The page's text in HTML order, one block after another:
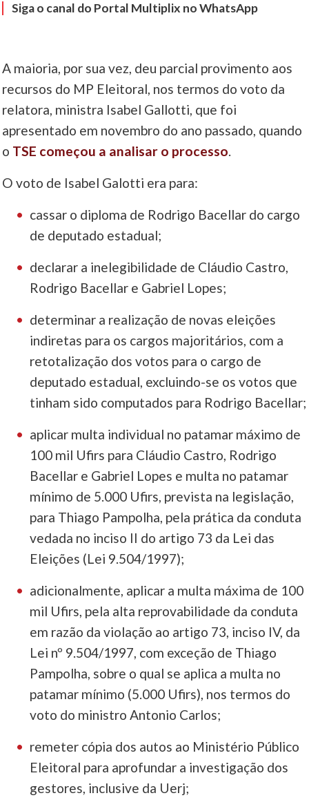
Siga o canal do Portal Multiplix no WhatsApp
A maioria, por sua vez, deu parcial provimento aos
recursos do MP Eleitoral, nos termos do voto da
relatora, ministra Isabel Gallotti, que foi
apresentado em novembro do ano passado, quando
o TSE começou a analisar o processo.
O voto de Isabel Galotti era para:
cassar o diploma de Rodrigo Bacellar do cargo
de deputado estadual;
declarar a inelegibilidade de Cláudio Castro,
Rodrigo Bacellar e Gabriel Lopes;
determinar a realização de novas eleições
indiretas para os cargos majoritários, com a
retotalização dos votos para o cargo de
deputado estadual, excluindo-se os votos que
tinham sido computados para Rodrigo Bacellar;
aplicar multa individual no patamar máximo de
100 mil Ufirs para Cláudio Castro, Rodrigo
Bacellar e Gabriel Lopes e multa no patamar
mínimo de 5.000 Ufirs, prevista na legislação,
para Thiago Pampolha, pela prática da conduta
vedada no inciso II do artigo 73 da Lei das
Eleições (Lei 9.504/1997);
adicionalmente, aplicar a multa máxima de 100
mil Ufirs, pela alta reprovabilidade da conduta
em razão da violação ao artigo 73, inciso IV, da
Lei nº 9.504/1997, com exceção de Thiago
Pampolha, sobre o qual se aplica a multa no
patamar mínimo (5.000 Ufirs), nos termos do
voto do ministro Antonio Carlos;
remeter cópia dos autos ao Ministério Público
Eleitoral para aprofundar a investigação dos
gestores, inclusive da Uerj;